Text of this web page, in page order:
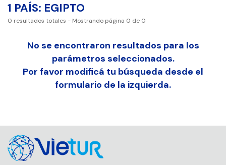
1 PAÍS: EGIPTO
0 resultados totales - Mostrando página 0 de 0
No se encontraron resultados para los
parámetros seleccionados.
Por favor modificá tu búsqueda desde el
formulario de la izquierda.